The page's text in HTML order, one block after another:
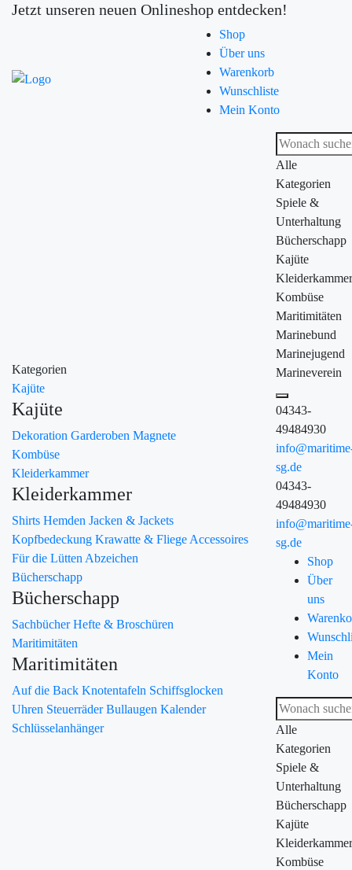
Jetzt unseren neuen Onlineshop entdecken!
Shop
Über uns
Warenkorb
Wunschliste
Mein Konto
Kategorien
Kajüte
Kajüte
Dekoration Garderoben Magnete
Kombüse
Kleiderkammer
Kleiderkammer
Shirts Hemden Jacken & Jackets
Kopfbedeckung Krawatte & Fliege Accessoires
Für die Lütten Abzeichen
Bücherschapp
Bücherschapp
SachbücherHefte & Broschüren
Maritimitäten
Maritimitäten
Auf die Back Knotentafeln Schiffsglocken
Uhren SteuerräderBullaugen Kalender
Schlüsselanhänger
Alle
Kategorien
Spiele &
Unterhaltung
Bücherschapp
Kajüte
Kleiderkammer
Kombüse
Maritimitäten
Marinebund
Marinejugend
Marineverein
04343-
49484930
sg.de
04343-
49484930
sg.de
Shop
Über
uns
Mein
Konto
Alle
Kategorien
Spiele &
Unterhaltung
Bücherschapp
Kajüte
Kleiderkammer
Kombüse